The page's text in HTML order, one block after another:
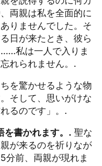
両親は私を全面的に
りませんでした。そ
日が来たとき、彼ら
私は一人で入りま
れられません。.
を驚かせるような物
そして、思いがけな
るのです」。.
を書かれます。. 聖な
が来るのを祈りなが
分前、両親が現れま